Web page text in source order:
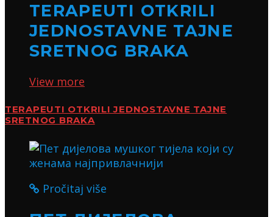
TERAPEUTI OTKRILI
JEDNOSTAVNE TAJNE
SRETNOG BRAKA
View more
TERAPEUTI OTKRILI JEDNOSTAVNE TAJNE
SRETNOG BRAKA
Pročitaj više